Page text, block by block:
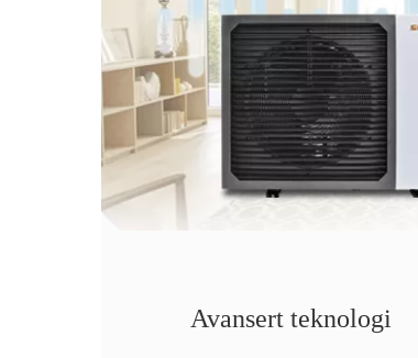
Avansert teknologi